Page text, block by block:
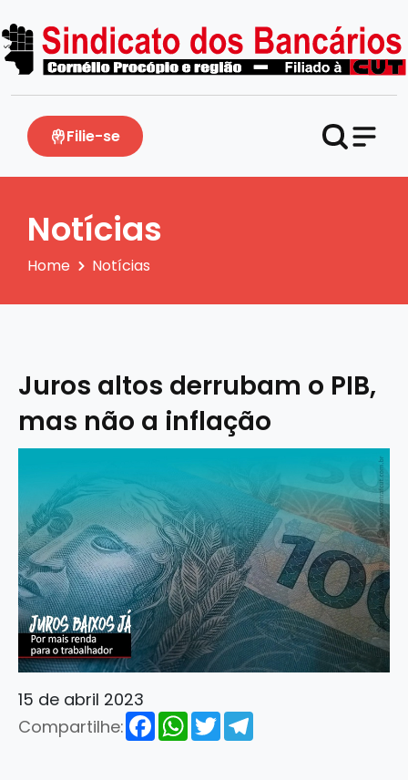
Filie-se
Notícias
Home Notícias
Juros altos derrubam o PIB,
mas não a inflação
15 de abril 2023
Compartilhe:
FacebookWhatsApp
Twitter